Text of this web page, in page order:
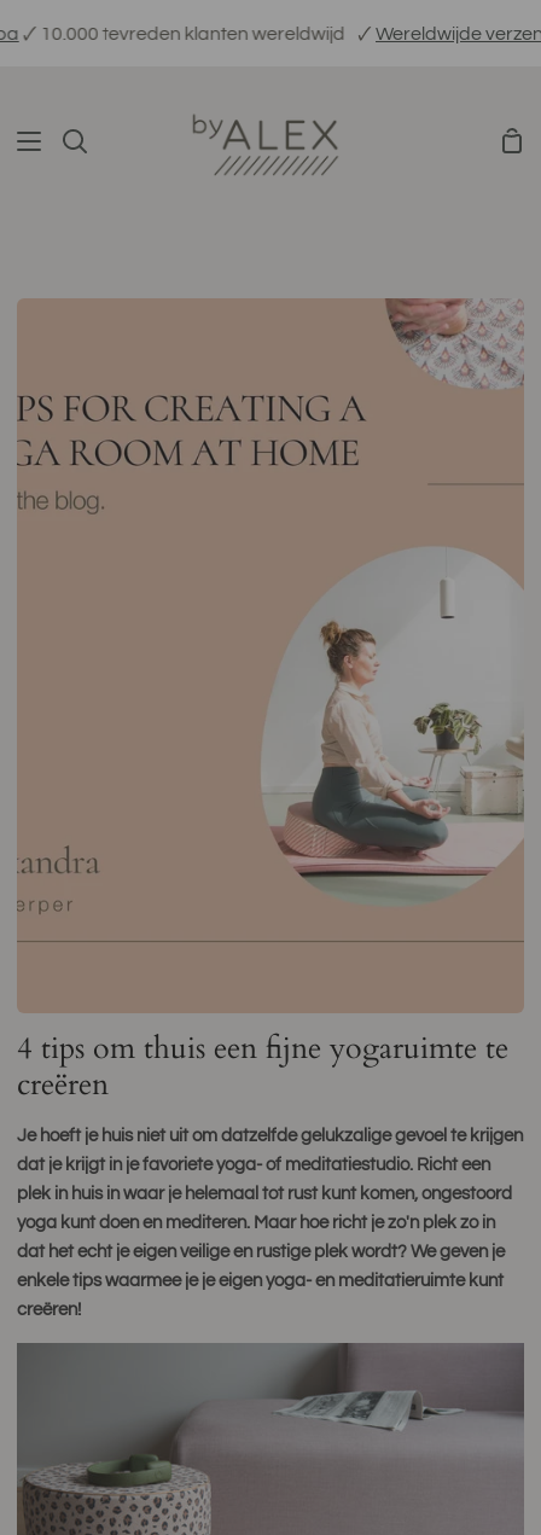
naar
tevreden klanten wereldwijd 🗸Wereldwijde verzending
Zoeken
4 tips om thuis een fijne yogaruimte te
creëren
Je hoeft je huis niet uit om datzelfde gelukzalige gevoel te krijgen
dat je krijgt in je favoriete yoga- of meditatiestudio. Richt een
plek in huis in waar je helemaal tot rust kunt komen, ongestoord
yoga kunt doen en mediteren. Maar hoe richt je zo'n plek zo in
dat het echt je eigen veilige en rustige plek wordt? We geven je
enkele tips waarmee je je eigen yoga- en meditatieruimte kunt
creëren!